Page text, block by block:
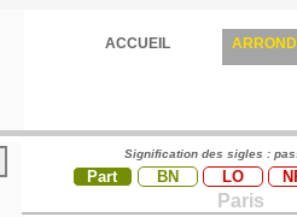
ACCUEIL
Signification des sigles :
Part BN LO
Paris